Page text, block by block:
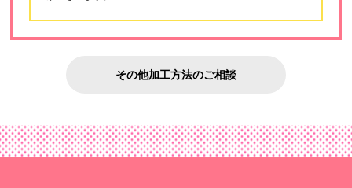
その他加工方法のご相談